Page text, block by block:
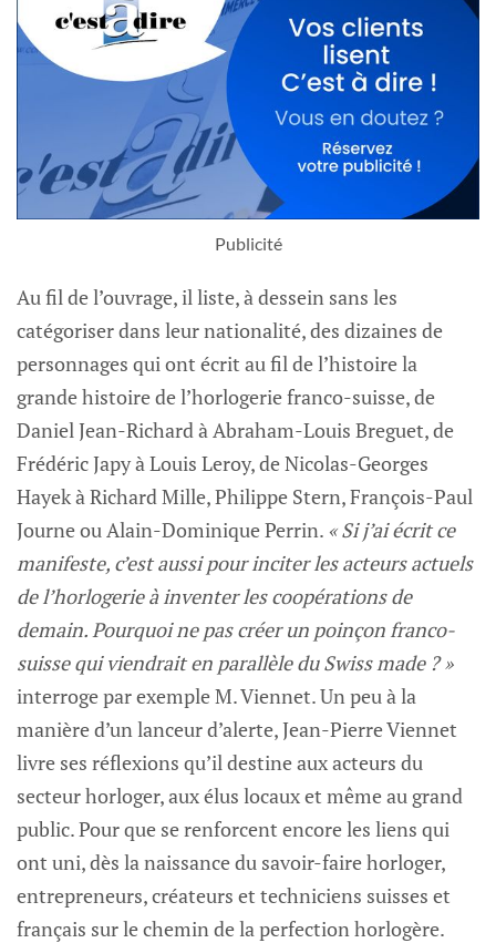
Publicité
Au fil de l’ouvrage, il liste, à dessein sans les
catégoriser dans leur nationalité, des dizaines de
personnages qui ont écrit au fil de l’histoire la
grande histoire de l’horlogerie franco-suisse, de
Daniel Jean-Richard à Abraham-Louis Breguet, de
Frédéric Japy à Louis Leroy, de Nicolas-Georges
Hayek à Richard Mille, Philippe Stern, François-Paul
Journe ou Alain-Dominique Perrin. « Si j’ai écrit ce
manifeste, c’est aussi pour inciter les acteurs actuels
de l’horlogerie à inventer les coopérations de
demain. Pourquoi ne pas créer un poinçon franco-
suisse qui viendrait en parallèle du Swiss made ? »
interroge par exemple M. Viennet. Un peu à la
manière d’un lanceur d’alerte, Jean-Pierre Viennet
livre ses réflexions qu’il destine aux acteurs du
secteur horloger, aux élus locaux et même au grand
public. Pour que se renforcent encore les liens qui
ont uni, dès la naissance du savoir-faire horloger,
entrepreneurs, créateurs et techniciens suisses et
français sur le chemin de la perfection horlogère.